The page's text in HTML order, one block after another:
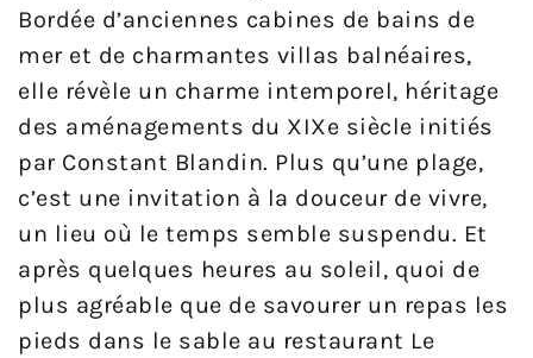
Bordée d’anciennes cabines de bains de
mer et de charmantes villas balnéaires,
elle révèle un charme intemporel, héritage
des aménagements du XIXe siècle initiés
par Constant Blandin. Plus qu’une plage,
c’est une invitation à la douceur de vivre,
un lieu où le temps semble suspendu. Et
après quelques heures au soleil, quoi de
plus agréable que de savourer un repas les
pieds dans le sable au restaurant Le